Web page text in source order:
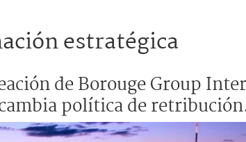
estratégica
de Borouge Group
política de